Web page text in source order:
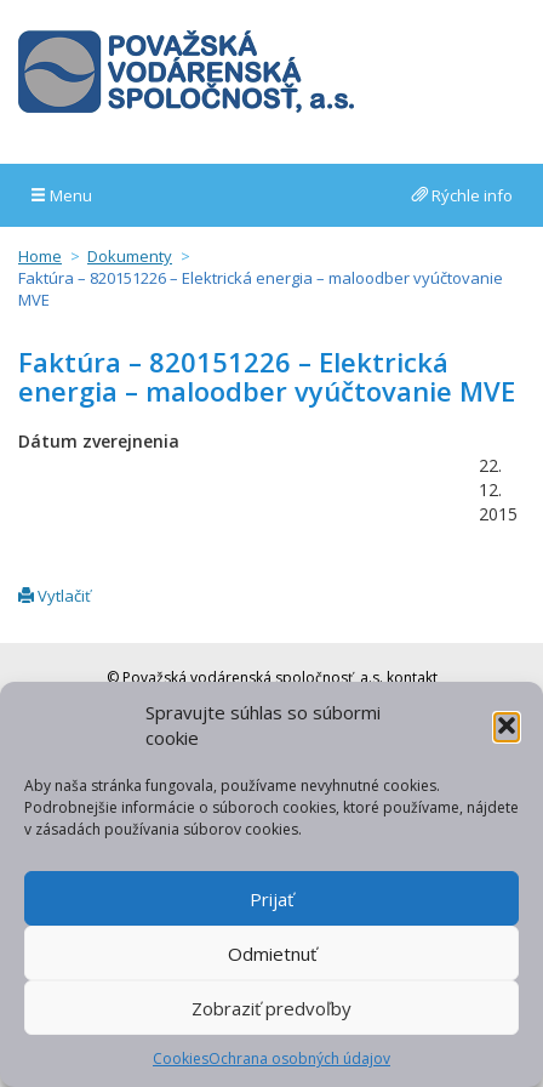
Spravujte súhlas so súbormi
cookie
Aby naša stránka fungovala, používame nevyhnutné cookies.
Podrobnejšie informácie o súboroch cookies, ktoré používame, nájdete
v zásadách používania súborov cookies.
Prijať
Odmietnuť
Zobraziť predvoľby
CookiesOchrana osobných údajov
Menu Rýchle info
Home
Dokumenty
Faktúra – 820151226 – Elektrická energia – maloodber vyúčtovanie
MVE
Faktúra – 820151226 – Elektrická
energia – maloodber vyúčtovanie MVE
Dátum zverejnenia
22.
12.
2015
Vytlačiť
© Považská vodárenská spoločnosť, a.s.kontakt
web od gfxpulse